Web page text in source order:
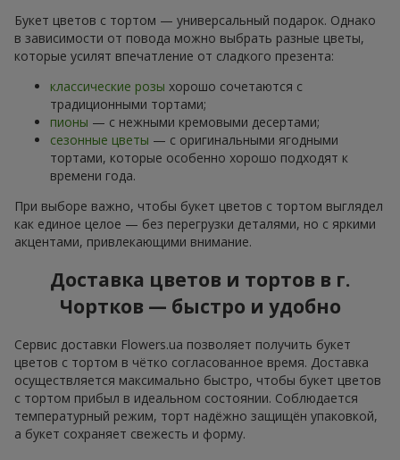
Букет цветов с тортом — универсальный подарок. Однако
в зависимости от повода можно выбрать разные цветы,
которые усилят впечатление от сладкого презента:
классические розы хорошо сочетаются с
традиционными тортами;
пионы — с нежными кремовыми десертами;
сезонные цветы — с оригинальными ягодными
тортами, которые особенно хорошо подходят к
времени года.
При выборе важно, чтобы букет цветов с тортом выглядел
как единое целое — без перегрузки деталями, но с яркими
акцентами, привлекающими внимание.
Доставка цветов и тортов в г.
Чортков — быстро и удобно
Сервис доставки Flowers.ua позволяет получить букет
цветов с тортом в чётко согласованное время. Доставка
осуществляется максимально быстро, чтобы букет цветов
с тортом прибыл в идеальном состоянии. Соблюдается
температурный режим, торт надёжно защищён упаковкой,
а букет сохраняет свежесть и форму.